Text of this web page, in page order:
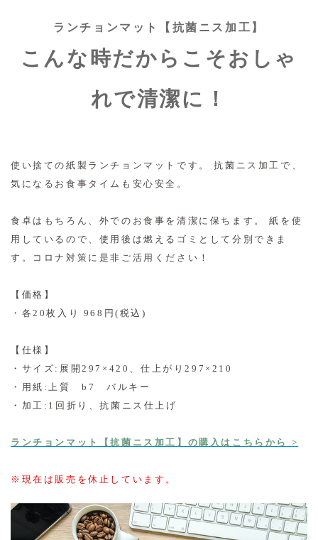
ランチョンマット【抗菌ニス加工】
こんな時だからこそおしゃ
れで清潔に！
使い捨ての紙製ランチョンマットです。 抗菌ニス加工で、
気になるお食事タイムも安心安全。
食卓はもちろん、外でのお食事を清潔に保ちます。 紙を使
用しているので、使用後は燃えるゴミとして分別できま
す。コロナ対策に是非ご活用ください！
【価格】
・各20枚入り 968円(税込)
【仕様】
・サイズ:展開297×420、仕上がり297×210
・用紙:上質 b7 バルキー
・加工:1回折り、抗菌ニス仕上げ
ランチョンマット【抗菌ニス加工】の購入はこちらから >
※現在は販売を休止しています。